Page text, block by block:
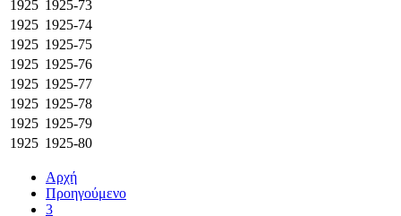
Αρχή
Προηγούμενο
3
1925 1925-73
1925 1925-74
1925 1925-75
1925 1925-76
1925 1925-77
1925 1925-78
1925 1925-79
1925 1925-80